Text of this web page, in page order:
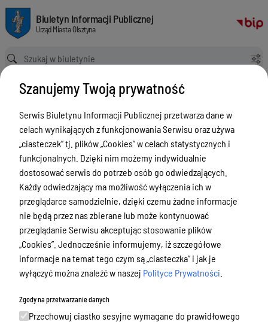
Geodezja i Gospodarka Nieruchomosciami
Biuletyn Informacji Publicznej Urząd Miasta Olsztyna
Biuletyn Informacji Publicznej
Urząd Miasta Olsztyna
Ścieżka powrotu
Strona główna Geodezja i Gospodarka Nieruchomosciami
Mapa usług z zakresu geodezji i
gospodarki nieruchomościami
Menu Przedmiotowe
ZAŁATWIANIE SPRAW
Ogłoszenia
Bezpieczeństwo
Urodzenia, małżeństwa, zgony,
meldunek, dowód, komunikacja,
działalność, alkohol
Budżet, finanse i majątek
Podatki i opłaty, umorzenia, ulgi i
dotacje
Szanujemy Twoją prywatność
Serwis Biuletynu Informacji Publicznej przetwarza dane w
celach wynikających z funkcjonowania Serwisu oraz używa
„ciasteczek” tj. plików „Cookies” w celach statystycznych i
funkcjonalnych. Dzięki nim możemy indywidualnie
dostosować serwis do potrzeb osób go odwiedzających.
Każdy odwiedzający ma możliwość wyłączenia ich w
przeglądarce samodzielnie, dzięki czemu żadne informacje
nie będą przez nas zbierane lub może kontynuować
przeglądanie Serwisu akceptując stosowanie plików
„Cookies”. Jednocześnie informujemy, iż szczegółowe
informacje na temat tego czym są „ciasteczka” i jak je
wyłączyć można znaleźć w naszej Polityce Prywatności
Zgody na przetwarzanie danych
Przechowuj ciastko sesyjne wymagane do prawidłowego